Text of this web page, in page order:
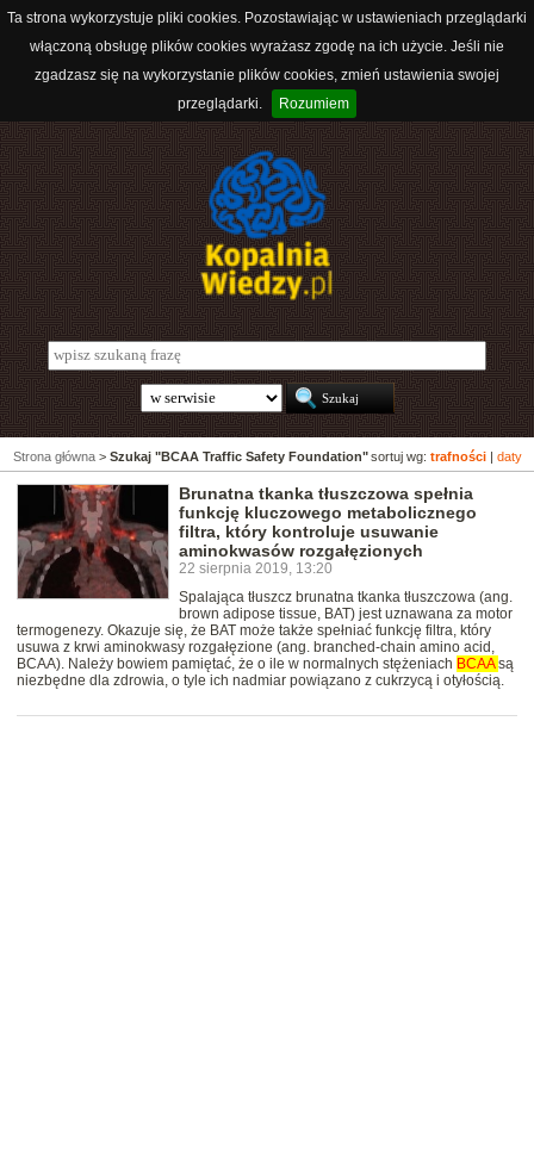
Ta strona wykorzystuje pliki cookies. Pozostawiając w ustawieniach przeglądarki
włączoną obsługę plików cookies wyrażasz zgodę na ich użycie. Jeśli nie
zgadzasz się na wykorzystanie plików cookies, zmień ustawienia swojej
przeglądarki.
Rozumiem
sortuj wg: trafności daty
Strona główna > Szukaj "BCAA Traffic Safety Foundation"
Brunatna tkanka tłuszczowa spełnia
funkcję kluczowego metabolicznego
filtra, który kontroluje usuwanie
aminokwasów rozgałęzionych
22 sierpnia 2019, 13:20
Spalająca tłuszcz brunatna tkanka tłuszczowa (ang.
brown adipose tissue, BAT) jest uznawana za motor
termogenezy. Okazuje się, że BAT może także spełniać funkcję filtra, który
usuwa z krwi aminokwasy rozgałęzione (ang. branched-chain amino acid,
BCAA). Należy bowiem pamiętać, że o ile w normalnych stężeniach BCAAsą
niezbędne dla zdrowia, o tyle ich nadmiar powiązano z cukrzycą i otyłością.